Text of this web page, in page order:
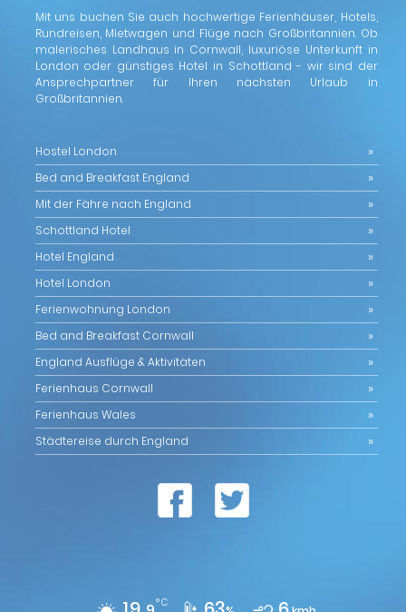
Mit uns buchen Sie auch hochwertige Ferienhäuser, Hotels,
Rundreisen, Mietwagen und Flüge nach Großbritannien. Ob
malerisches Landhaus in Cornwall, luxuriöse Unterkunft in
London oder günstiges Hotel in Schottland - wir sind der
Ansprechpartner für Ihren nächsten Urlaub in
Großbritannien.
Hostel London
Bed and Breakfast England
Mit der Fähre nach England
Schottland Hotel
Hotel England
Hotel London
Ferienwohnung London
Bed and Breakfast Cornwall
England Ausflüge & Aktivitäten
Ferienhaus Cornwall
Ferienhaus Wales
Städtereise durch England
°C